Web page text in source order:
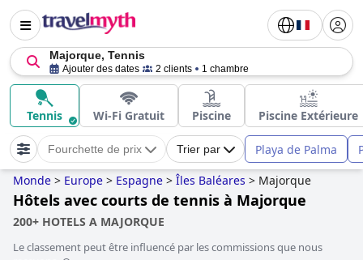
Majorque, Tennis
Ajouter des dates 2 clients 1 chambre
Tennis Wi-Fi Gratuit Piscine Piscine Extérieure
Fourchette de prix Trier par Playa de Palma
Monde > Europe > Espagne > Îles Baléares > Majorque
Hôtels avec courts de tennis à Majorque
200+ HOTELS A MAJORQUE
Le classement peut être influencé par les commissions que nous